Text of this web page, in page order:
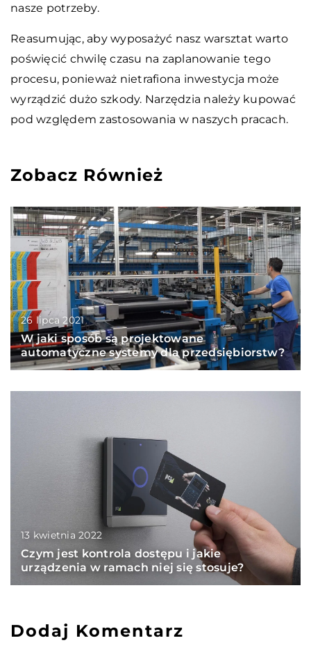
nasze potrzeby.
Reasumując, aby wyposażyć nasz warsztat warto
poświęcić chwilę czasu na zaplanowanie tego
procesu, ponieważ nietrafiona inwestycja może
wyrządzić dużo szkody. Narzędzia należy kupować
pod względem zastosowania w naszych pracach.
Zobacz Również
26 lipca 2021
W jaki sposób są projektowane
automatyczne systemy dla przedsiębiorstw?
13 kwietnia 2022
Czym jest kontrola dostępu i jakie
urządzenia w ramach niej się stosuje?
Dodaj Komentarz